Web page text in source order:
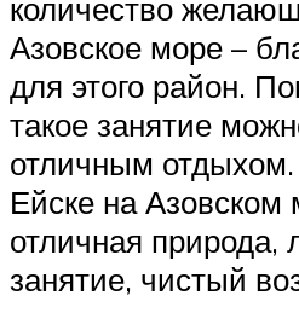
количество
Азовское море –
для этого район.
такое занятие
отличным
Ейске на Азовском
отличная
занятие, чистый